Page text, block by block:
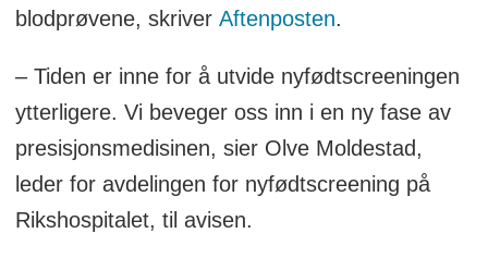
blodprøvene, skriver Aftenposten.
– Tiden er inne for å utvide nyfødtscreeningen
ytterligere. Vi beveger oss inn i en ny fase av
presisjonsmedisinen, sier Olve Moldestad,
leder for avdelingen for nyfødtscreening på
Rikshospitalet, til avisen.